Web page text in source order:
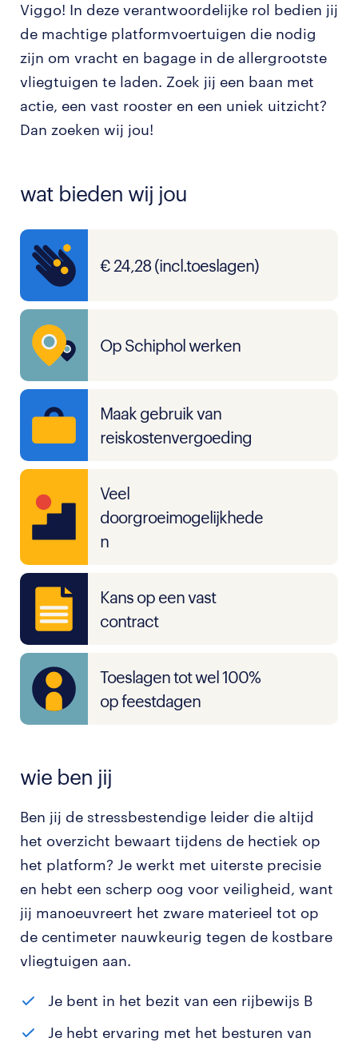
Viggo! In deze verantwoordelijke rol bedien jij
de machtige platformvoertuigen die nodig
zijn om vracht en bagage in de allergrootste
vliegtuigen te laden. Zoek jij een baan met
actie, een vast rooster en een uniek uitzicht?
Dan zoeken wij jou!
wat bieden wij jou
€ 24,28 (incl.toeslagen)
Op Schiphol werken
Maak gebruik van
reiskostenvergoeding
Veel
doorgroeimogelijkhede
n
Kans op een vast
contract
Toeslagen tot wel 100%
op feestdagen
wie ben jij
Ben jij de stressbestendige leider die altijd
het overzicht bewaart tijdens de hectiek op
het platform? Je werkt met uiterste precisie
en hebt een scherp oog voor veiligheid, want
jij manoeuvreert het zware materieel tot op
de centimeter nauwkeurig tegen de kostbare
vliegtuigen aan.
Je bent in het bezit van een rijbewijs B
Je hebt ervaring met het besturen van